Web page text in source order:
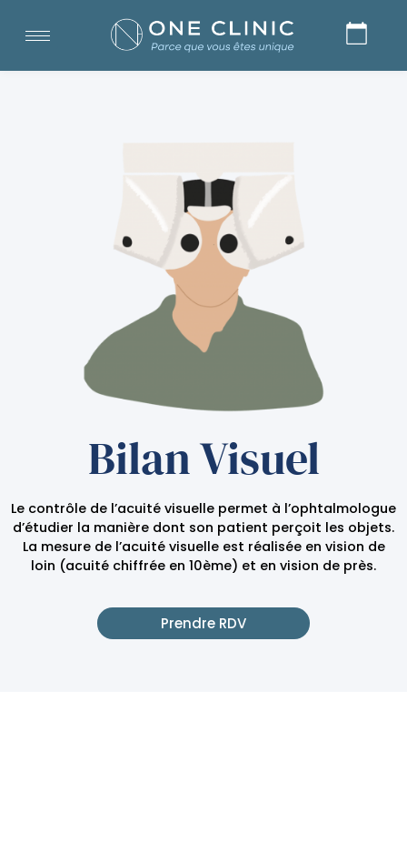
Bilan Visuel
Le contrôle de l’acuité visuelle permet à l’ophtalmologue
d’étudier la manière dont son patient perçoit les objets.
La mesure de l’acuité visuelle est réalisée en vision de
loin (acuité chiffrée en 10ème) et en vision de près.
Prendre RDV